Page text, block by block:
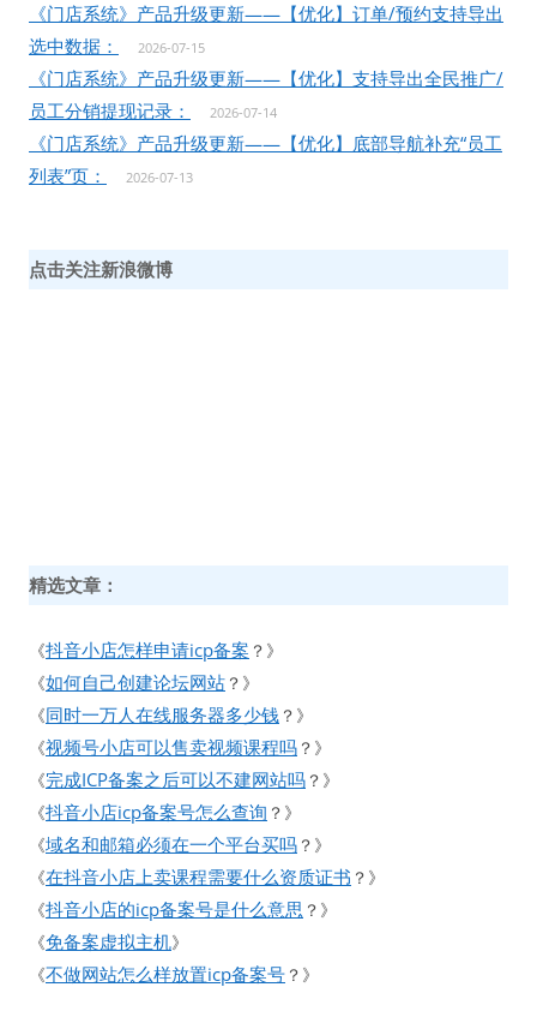
《门店系统》产品升级更新——【优化】订单/预约支持导出
选中数据：
2026-07-15
《门店系统》产品升级更新——【优化】支持导出全民推广/
员工分销提现记录：
2026-07-14
《门店系统》产品升级更新——【优化】底部导航补充“员工
列表”页：
2026-07-13
点击关注新浪微博
精选文章：
《抖音小店怎样申请icp备案 ？》
《如何自己创建论坛网站 ？》
《同时一万人在线服务器多少钱 ？》
《视频号小店可以售卖视频课程吗 ？》
《完成ICP备案之后可以不建网站吗 ？》
《抖音小店icp备案号怎么查询 ？》
《域名和邮箱必须在一个平台买吗 ？》
《在抖音小店上卖课程需要什么资质证书 ？》
《抖音小店的icp备案号是什么意思 ？》
《免备案虚拟主机》
《不做网站怎么样放置icp备案号 ？》